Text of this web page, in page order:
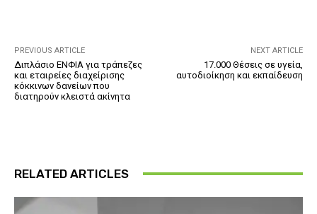
PREVIOUS ARTICLE
Διπλάσιο ΕΝΦΙΑ για τράπεζες
και εταιρείες διαχείρισης
κόκκινων δανείων που
διατηρούν κλειστά ακίνητα
NEXT ARTICLE
17.000 Θέσεις σε υγεία,
αυτοδιοίκηση και εκπαίδευση
RELATED ARTICLES